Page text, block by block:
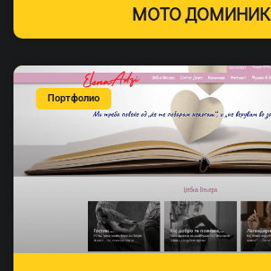
МОТО ДОМИНИК
Портфолио